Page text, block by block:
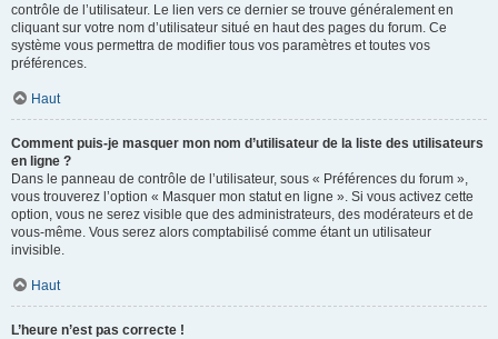
contrôle de l’utilisateur. Le lien vers ce dernier se trouve généralement en
cliquant sur votre nom d’utilisateur situé en haut des pages du forum. Ce
système vous permettra de modifier tous vos paramètres et toutes vos
préférences.
Haut
Comment puis-je masquer mon nom d’utilisateur de la liste des utilisateurs
en ligne ?
Dans le panneau de contrôle de l’utilisateur, sous « Préférences du forum »,
vous trouverez l’option « Masquer mon statut en ligne ». Si vous activez cette
option, vous ne serez visible que des administrateurs, des modérateurs et de
vous-même. Vous serez alors comptabilisé comme étant un utilisateur
invisible.
Haut
L’heure n’est pas correcte !